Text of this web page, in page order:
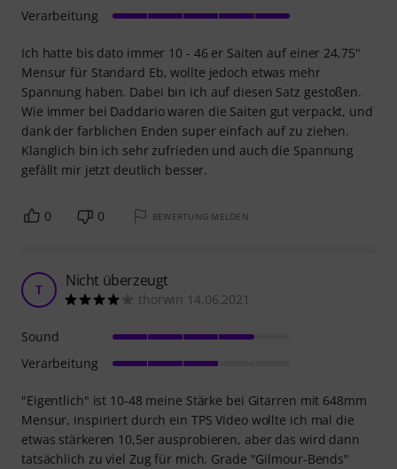
Ich hatte bis dato immer 10 - 46 er Saiten auf einer 24,75"
Mensur für Standard Eb, wollte jedoch etwas mehr
Spannung haben. Dabei bin ich auf diesen Satz gestoßen.
Wie immer bei Daddario waren die Saiten gut verpackt, und
dank der farblichen Enden super einfach auf zu ziehen.
Klanglich bin ich sehr zufrieden und auch die Spannung
gefällt mir jetzt deutlich besser.
Verarbeitung
0 0 BEWERTUNG MELDEN
T Nicht überzeugt
thorwin 14.06.2021
"Eigentlich" ist 10-48 meine Stärke bei Gitarren mit 648mm
Mensur, inspiriert durch ein TPS Video wollte ich mal die
etwas stärkeren 10,5er ausprobieren, aber das wird dann
tatsächlich zu viel Zug für mich. Grade "Gilmour-Bends"
Sound
Verarbeitung